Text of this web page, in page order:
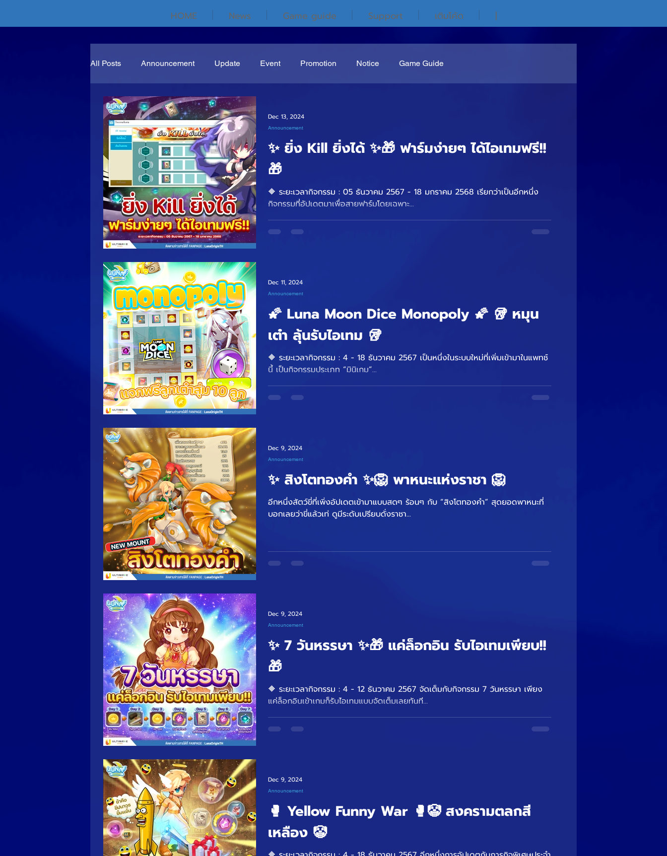
HOME News Game guide Support เติมโค้ด |
All Posts Announcement Update Event Promotion Notice Game Guide
✨ ยิ่ง Kill ยิ่งได้ ✨🎁 ฟาร์มง่ายๆ ได้ไอเทมฟรี!!
🎁
🔶 ระยะเวลากิจกรรม : 05 ธันวาคม 2567 - 18 มกราคม 2568 เรียกว่าเป็นอีกหนึ่ง
กิจกรรมที่อัปเดตมาเพื่อสายฟาร์มโดยเฉพาะ...
Announcement
Dec 13, 2024
🌠 Luna Moon Dice Monopoly 🌠 🥡 หมุน
เต๋า ลุ้นรับไอเทม 🥡
🔶 ระยะเวลากิจกรรม : 4 - 18 ธันวาคม 2567 เป็นหนึ่งในระบบใหม่ที่เพิ่มเข้ามาในแพทช์
นี้ เป็นกิจกรรมประเภท “มินิเกม”...
Announcement
Dec 11, 2024
✨ สิงโตทองคำ ✨🦁 พาหนะแห่งราชา 🦁
อีกหนึ่งสัตว์ขี่ที่เพิ่งอัปเดตเข้ามาแบบสดๆ ร้อนๆ กับ “สิงโตทองคำ” สุดยอดพาหนะที่
บอกเลยว่าขี่แล้วเท่ ดูมีระดับเปรียบดั่งราชา...
Announcement
Dec 9, 2024
✨ 7 วันหรรษา ✨🎁 แค่ล็อกอิน รับไอเทมเพียบ!!
🎁
🔶 ระยะเวลากิจกรรม : 4 - 12 ธันวาคม 2567 จัดเต็มกับกิจกรรม 7 วันหรรษา เพียง
แค่ล็อกอินเข้าเกมก็รับไอเทมแบบจัดเต็มเลยทันที...
Announcement
Dec 9, 2024
🥊 Yellow Funny War 🥊🤡 สงครามตลกสี
เหลือง 🤡
Announcement
Dec 9, 2024